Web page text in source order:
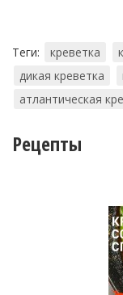
Теги: креветка
дикая креветка
атлантическая
Рецепты